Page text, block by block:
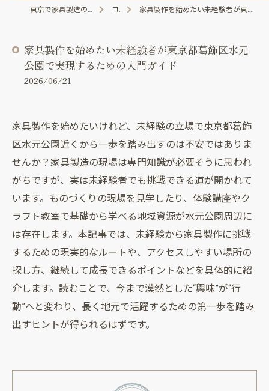
東京で家具製造の求人なら株式会社ケイ工房 コラム 家具製作を始めたい未経験者が東京都葛飾区水元公園で実現するための入門ガイド
家具製作を始めたい未経験者が東京都葛飾区水元
公園で実現するための入門ガイド
2026/06/21
家具製作を始めたいけれど、未経験の立場で東京都葛飾
区水元公園近くから一歩を踏み出すのは不安ではありま
せんか？家具製造の現場は専門知識が必要そうに思われ
がちですが、実は未経験者でも挑戦できる道が開かれて
います。ものづくりの現場を見学したり、体験講座やク
ラフト教室で基礎から学べる地域資源が水元公園周辺に
は存在します。本記事では、未経験から家具製作に挑戦
するための現実的なルートや、アクセスしやすい場所の
探し方、継続して成長できるポイントなどを具体的に紹
介します。読むことで、今まで漠然とした“興味”が“行
動”へと変わり、長く地元で活躍するための第一歩を踏み
出すヒントが得られるはずです。